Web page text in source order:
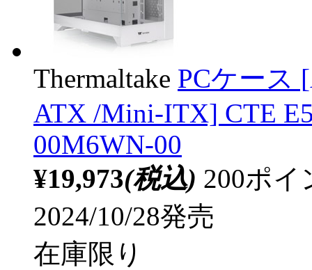
Thermaltake PCケース
ATX /Mini-ITX] CTE
00M6WN-00
¥19,973(税込) 200ポ
2024/10/28発売
在庫限り